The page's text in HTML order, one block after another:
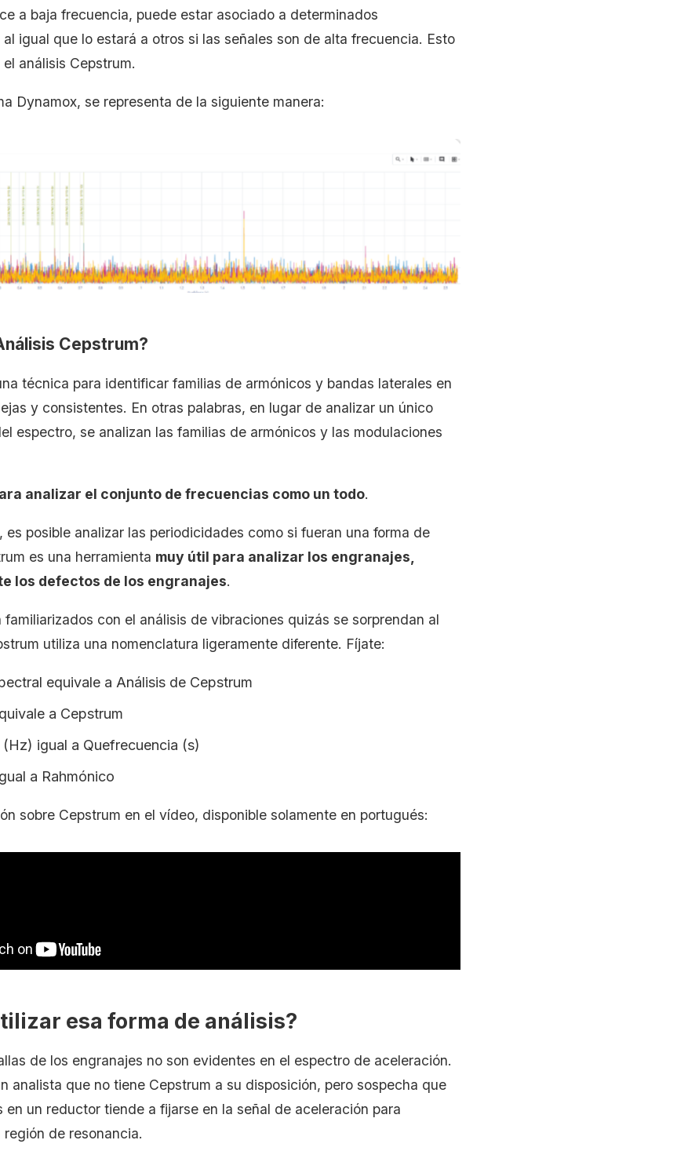
a baja frecuencia, puede estar asociado a determinados
igual que lo estará a otros si las señales son de alta frecuencia. Esto
análisis Cepstrum.
Dynamox, se representa de la siguiente manera:
Cepstrum?
técnica para identificar familias de armónicos y bandas laterales en
y consistentes. En otras palabras, en lugar de analizar un único
espectro, se analizan las familias de armónicos y las modulaciones
analizar el conjunto de frecuencias como un todo.
es posible analizar las periodicidades como si fueran una forma de
es una herramienta muy útil para analizar los engranajes,
los defectos de los engranajes.
familiarizados con el análisis de vibraciones quizás se sorprendan al
utiliza una nomenclatura ligeramente diferente. Fíjate:
equivale a Análisis de Cepstrum
a Cepstrum
(Hz) igual a Quefrecuencia (s)
a Rahmónico
sobre Cepstrum en el vídeo, disponible solamente en portugués:
esa forma de análisis?
de los engranajes no son evidentes en el espectro de aceleración.
analista que no tiene Cepstrum a su disposición, pero sospecha que
en un reductor tiende a fijarse en la señal de aceleración para
de resonancia.